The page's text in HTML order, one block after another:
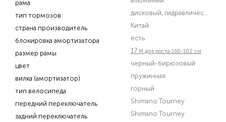
рама
тип тормозов
дисковый, гидравлический
страна производитель
Китай
блокировка амортизатора
есть
размер рамы
17 M для роста 168-182 см
цвет
черный-бирюзовый
вилка (амортизатор)
пружинная
тип велосипеда
горный
передний переключатель
Shimano Tourney
задний переключатель
Shimano Tourney